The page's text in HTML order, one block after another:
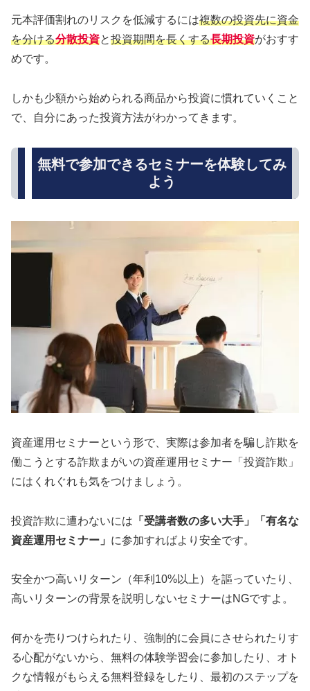
元本評価割れのリスクを低減するには複数の投資先に資金
を分ける分散投資と投資期間を長くする長期投資がおすす
めです。
しかも少額から始められる商品から投資に慣れていくこと
で、自分にあった投資方法がわかってきます。
無料で参加できるセミナーを体験してみ
よう
資産運用セミナーという形で、実際は参加者を騙し詐欺を
働こうとする詐欺まがいの資産運用セミナー「投資詐欺」
にはくれぐれも気をつけましょう。
投資詐欺に遭わないには 「受講者数の多い大手」「有名な
資産運用セミナー」 に参加すればより安全です。
安全かつ高いリターン（年利10%以上）を謳っていたり、
高いリターンの背景を説明しないセミナーはNGですよ。
何かを売りつけられたり、強制的に会員にさせられたりす
る心配がないから、無料の体験学習会に参加したり、オト
クな情報がもらえる無料登録をしたり、最初のステップを